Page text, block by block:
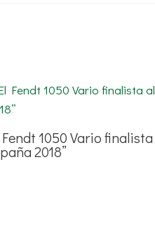
1050 Vario
2018”